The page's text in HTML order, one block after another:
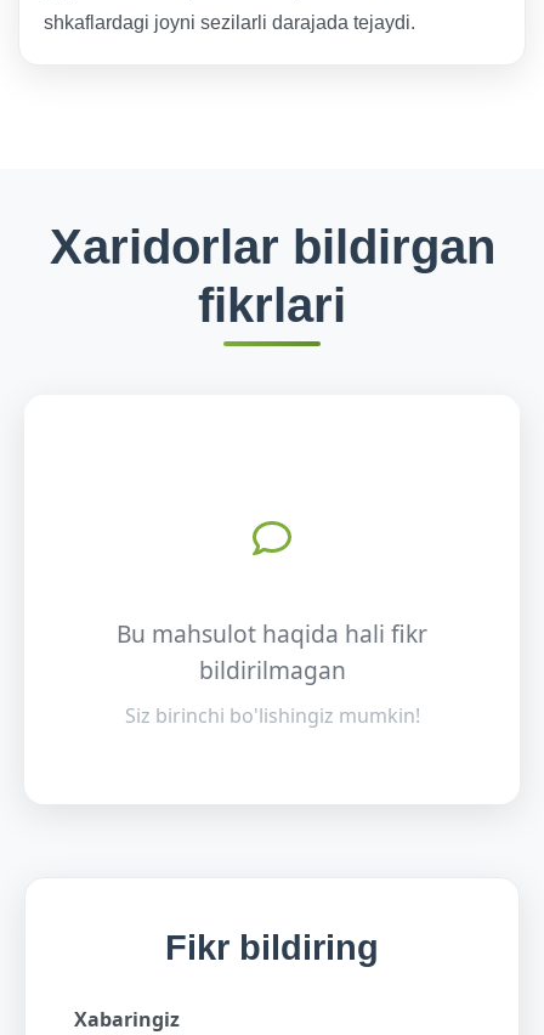
shkaflardagi joyni sezilarli darajada tejaydi.
Xaridorlar bildirgan
fikrlari
Bu mahsulot haqida hali fikr
bildirilmagan
Siz birinchi bo'lishingiz mumkin!
Fikr bildiring
Xabaringiz